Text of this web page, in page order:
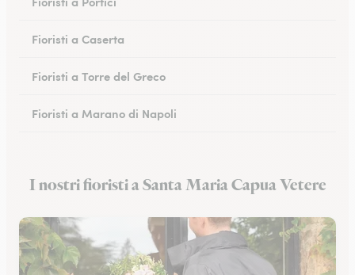
Fioristi a Caserta
Fioristi a Torre del Greco
Fioristi a Marano di Napoli
Fioristi a Castellammare di Stabia
I nostri fioristi a Santa Maria Capua Vetere